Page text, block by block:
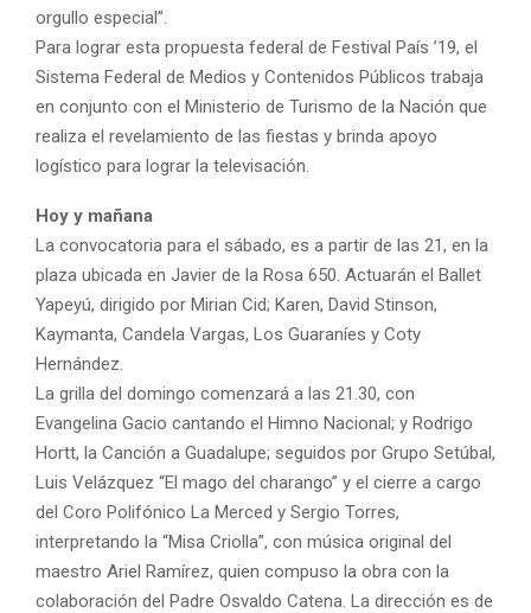
orgullo especial”.
Para lograr esta propuesta federal de Festival País ’19, el
Sistema Federal de Medios y Contenidos Públicos trabaja
en conjunto con el Ministerio de Turismo de la Nación que
realiza el revelamiento de las fiestas y brinda apoyo
logístico para lograr la televisación.
Hoy y mañana
La convocatoria para el sábado, es a partir de las 21, en la
plaza ubicada en Javier de la Rosa 650. Actuarán el Ballet
Yapeyú, dirigido por Mirian Cid; Karen, David Stinson,
Kaymanta, Candela Vargas, Los Guaraníes y Coty
Hernández.
La grilla del domingo comenzará a las 21.30, con
Evangelina Gacio cantando el Himno Nacional; y Rodrigo
Hortt, la Canción a Guadalupe; seguidos por Grupo Setúbal,
Luis Velázquez “El mago del charango” y el cierre a cargo
del Coro Polifónico La Merced y Sergio Torres,
interpretando la “Misa Criolla”, con música original del
maestro Ariel Ramírez, quien compuso la obra con la
colaboración del Padre Osvaldo Catena. La dirección es de